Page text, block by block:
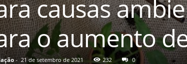
causas
o aumento
- 21 de setembro de 2021 232 0